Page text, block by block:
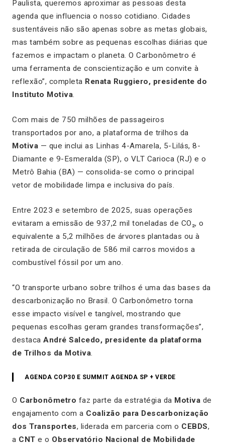
Paulista, queremos aproximar as pessoas desta
agenda que influencia o nosso cotidiano. Cidades
sustentáveis não são apenas sobre as metas globais,
mas também sobre as pequenas escolhas diárias que
fazemos e impactam o planeta. O Carbonômetro é
uma ferramenta de conscientização e um convite à
reflexão”, completa Renata Ruggiero, presidente do
Instituto Motiva.
Com mais de 750 milhões de passageiros
transportados por ano, a plataforma de trilhos da
Motiva — que inclui as Linhas 4-Amarela, 5-Lilás, 8-
Diamante e 9-Esmeralda (SP), o VLT Carioca (RJ) e o
Metrô Bahia (BA) — consolida-se como o principal
vetor de mobilidade limpa e inclusiva do país.
Entre 2023 e setembro de 2025, suas operações
evitaram a emissão de 937,2 mil toneladas de CO₂, o
equivalente a 5,2 milhões de árvores plantadas ou à
retirada de circulação de 586 mil carros movidos a
combustível fóssil por um ano.
“O transporte urbano sobre trilhos é uma das bases da
descarbonização no Brasil. O Carbonômetro torna
esse impacto visível e tangível, mostrando que
pequenas escolhas geram grandes transformações”,
destaca André Salcedo, presidente da plataforma
de Trilhos da Motiva.
AGENDA COP30 E SUMMIT AGENDA SP + VERDE
O Carbonômetro faz parte da estratégia da Motiva de
engajamento com a Coalizão para Descarbonização
dos Transportes, liderada em parceria com o CEBDS,
a CNT e o Observatório Nacional de Mobilidade